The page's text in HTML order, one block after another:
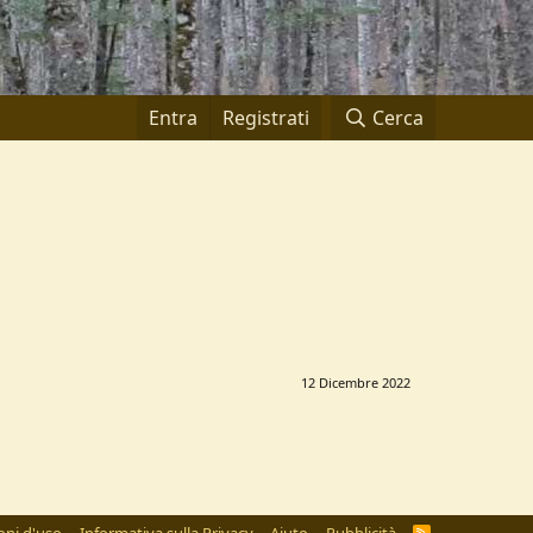
Entra Registrati Cerca
12 Dicembre 2022